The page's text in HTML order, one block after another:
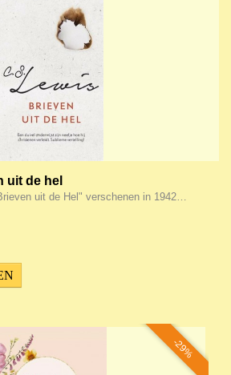
uit de hel
uit de Hel" verschenen in 1942…
-29%